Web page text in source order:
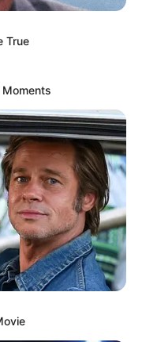
True